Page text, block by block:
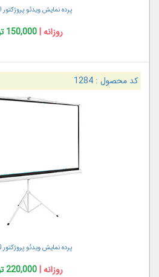
پرده نمایش ویدئو پروژکتور 200×200
روزانه |150,000 تومان
کد محصول :1284
پرده نمایش ویدئو پروژکتور 250×250
روزانه |220,000 تومان